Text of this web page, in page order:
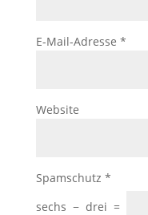
E-Mail-Adresse *
Website
Spamschutz *
sechs − drei =